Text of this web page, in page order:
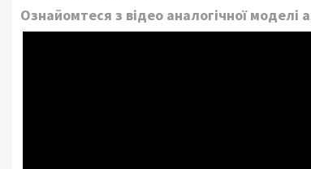
Ознайомтеся з відео аналогічної моделі